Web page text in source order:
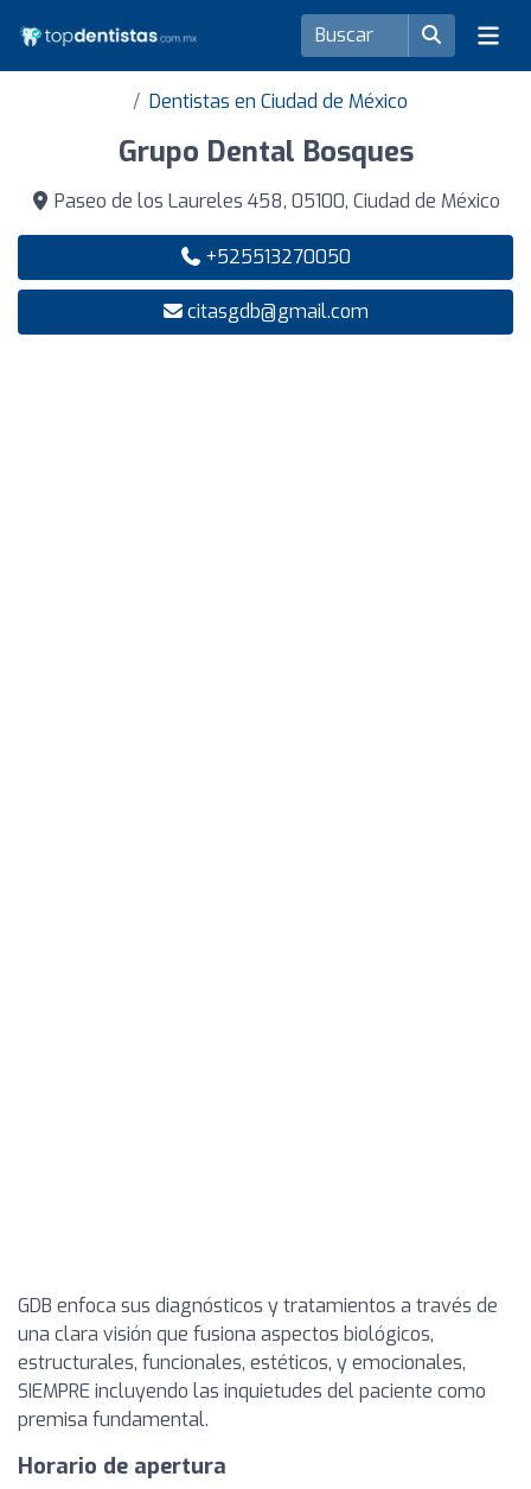
Dentistas en Ciudad de México
Grupo Dental Bosques
Paseo de los Laureles 458, 05100, Ciudad de México
+525513270050
citasgdb@gmail.com
GDB enfoca sus diagnósticos y tratamientos a través de
una clara visión que fusiona aspectos biológicos,
estructurales, funcionales, estéticos, y emocionales,
SIEMPRE incluyendo las inquietudes del paciente como
premisa fundamental.
Horario de apertura